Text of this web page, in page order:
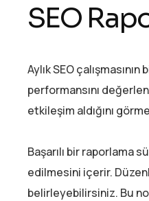
SEO
Aylık SEO
performansını
etkileşim aldığını
Başarılı bir raporlama
edilmesini içerir.
belirleyebilirsiniz. Bu